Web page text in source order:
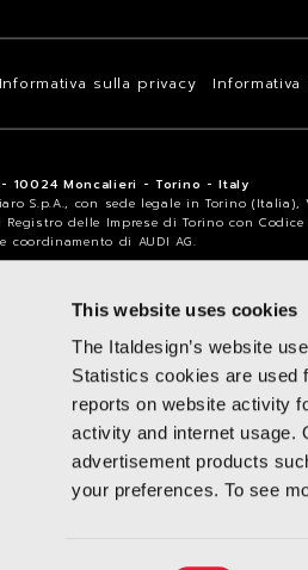
This website uses cookies
The Italdesign’s website
Statistics cookies are used
reports on website activity
activity and internet usage.
advertisement products
your preferences. To see
Informativa sulla privacy
10024 Moncalieri - Torino - Italy
S.p.A., con sede legale in Torino
delle Imprese di Torino con
di AUDI AG.